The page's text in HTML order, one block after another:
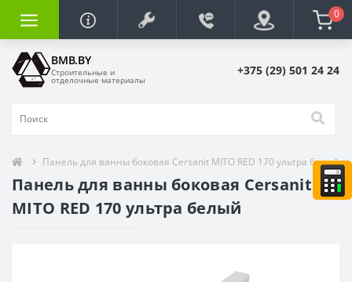
0
BMB.BY
Строительные и
отделочные материалы
+375 (29) 501 24 24
Панель для ванны боковая Cersanit MITO RED 170 ультра белый
Панель для ванны боковая Cersanit
MITO RED 170 ультра белый